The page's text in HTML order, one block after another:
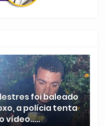
foi baleado
a polícia tenta
vídeo.....